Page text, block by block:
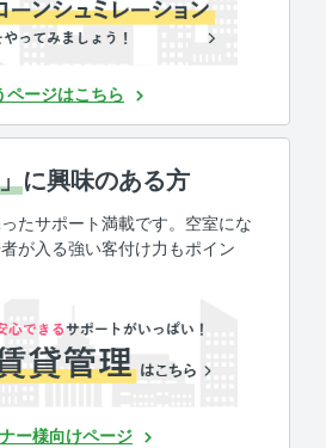
ページはこちら
に興味のある方
たサポート満載です。空室にな
が入る強い客付け力もポイン
ー様向けページ